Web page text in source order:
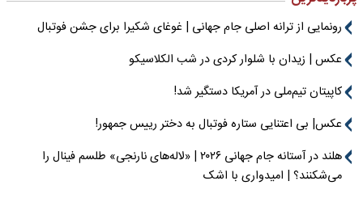
رونمایی از ترانه اصلی جام جهانی | غوغای شکیرا برای جشن فوتبال
عکس | زیدان با شلوار کردی در شب الکلاسیکو
کاپیتان تیم‌ملی در آمریکا دستگیر شد!
عکس| بی اعتنایی ستاره فوتبال به دختر رییس جمهور!
هلند در آستانه جام جهانی ۲۰۲۶ | «لاله‌های نارنجی» طلسم فینال را
می‌شکنند؟ | امیدواری با اشک